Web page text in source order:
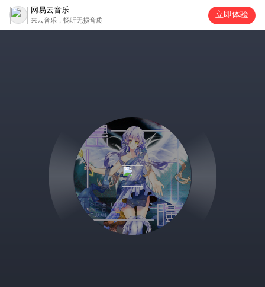
网易云音乐
来云音乐，畅听无损音质
立即体验